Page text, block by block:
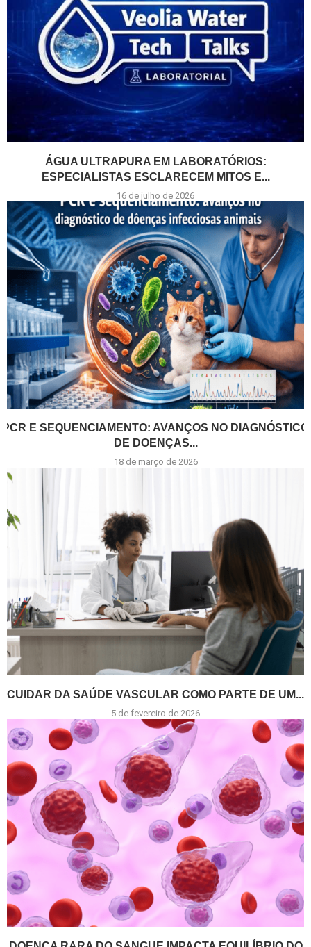
ÁGUA ULTRAPURA EM LABORATÓRIOS:
ESPECIALISTAS ESCLARECEM MITOS E...
16 de julho de 2026
PCR E SEQUENCIAMENTO: AVANÇOS NO DIAGNÓSTICO
DE DOENÇAS...
18 de março de 2026
CUIDAR DA SAÚDE VASCULAR COMO PARTE DE UM...
5 de fevereiro de 2026